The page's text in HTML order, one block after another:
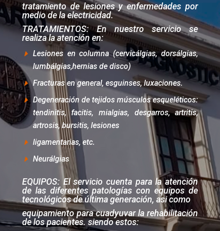
tratamiento de lesiones y enfermedades por
medio de la electricidad.
TRATAMIENTOS: En nuestro servicio se
realiza la atención en:
Lesiones en columna (cervicálgias, dorsálgias,
lumbálgias,hernias de disco)
Fracturas en general, esguinses, luxaciones.
Degeneración de tejidos músculos esqueléticos:
tendinitis, facitis, mialgias, desgarros, artritis,
artrosis, bursitis, lesiones
ligamentarias, etc.
Neurálgias
EQUIPOS: El servicio cuenta para la atención
de las diferentes patologías con equipos de
tecnológicos de última generación, asi como
equipamiento para cuadyuvar la rehabilitación
de los pacientes. siendo estos: